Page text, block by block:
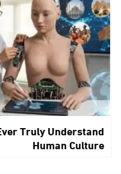
Truly Understand
Human Culture